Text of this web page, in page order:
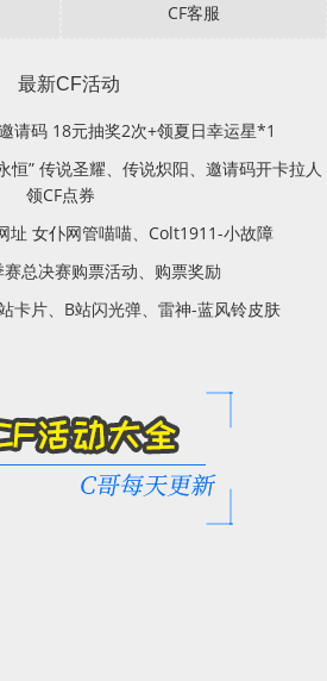
CF客服
最新CF活动
请码 18元抽奖2次+领夏日幸运星*1
恒” 传说圣耀、传说炽阳、邀请码开卡拉人
领CF点券
址 女仆网管喵喵、Colt1911-小故障
赛总决赛购票活动、购票奖励
卡片、B站闪光弹、雷神-蓝风铃皮肤